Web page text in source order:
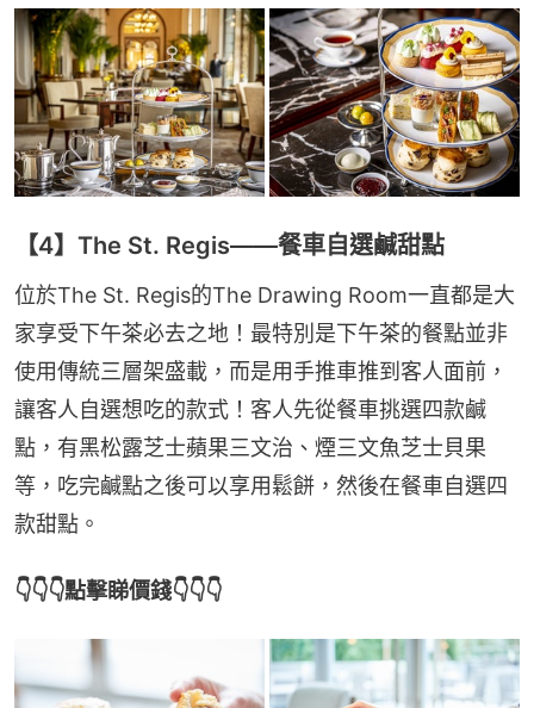
【4】The St. Regis——餐車自選鹹甜點
位於The St. Regis的The Drawing Room一直都是大
家享受下午茶必去之地！最特別是下午茶的餐點並非
使用傳統三層架盛載，而是用手推車推到客人面前，
讓客人自選想吃的款式！客人先從餐車挑選四款鹹
點，有黑松露芝士蘋果三文治、煙三文魚芝士貝果
等，吃完鹹點之後可以享用鬆餅，然後在餐車自選四
款甜點。
👇👇👇點擊睇價錢👇👇👇